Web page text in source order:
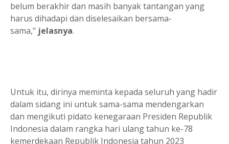
belum berakhir dan masih banyak tantangan yang
harus dihadapi dan diselesaikan bersama-
sama," jelasnya.
Untuk itu, dirinya meminta kepada seluruh yang hadir
dalam sidang ini untuk sama-sama mendengarkan
dan mengikuti pidato kenegaraan Presiden Republik
Indonesia dalam rangka hari ulang tahun ke-78
kemerdekaan Republik Indonesia tahun 2023